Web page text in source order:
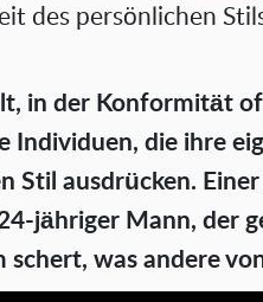
des persönlichen
in der Konformität
Individuen, die ihre
Stil ausdrücken.
jähriger Mann, der
schert, was andere